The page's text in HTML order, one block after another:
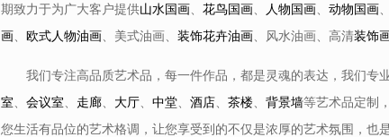
期致力于为广大客户提供山水国画、 花鸟国画、 人物国画、 动物国画、
画、 欧式人物油画、美式油画、 装饰花卉油画、风水油画、高清装饰
我们专注高品质艺术品，每一件作品，都是灵魂的表达，我们专
室、 会议室、 走廊、 大厅、 中堂、 酒店、 茶楼、 背景墙等艺术品定制
您生活有品位的艺术格调，让您享受到的不仅是浓厚的艺术氛围，也